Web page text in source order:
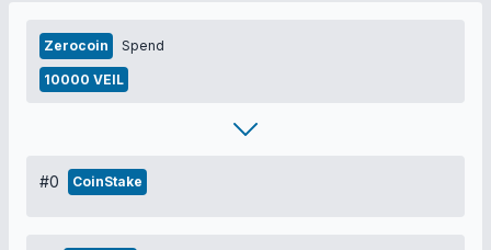
Zerocoin Spend
10000 VEIL
#0 CoinStake